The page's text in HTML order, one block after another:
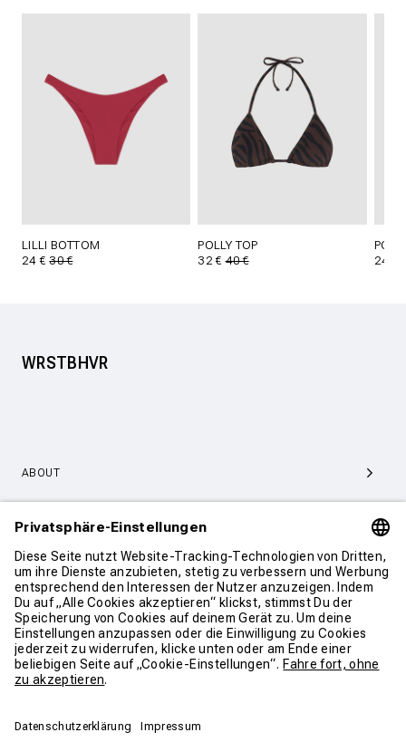
LILLI BOTTOM
24 €30 €
POLLY TOP
32 €40 €
24 €
WRSTBHVR
ABOUT
SERVICE & SUPPORT
KONTAKT